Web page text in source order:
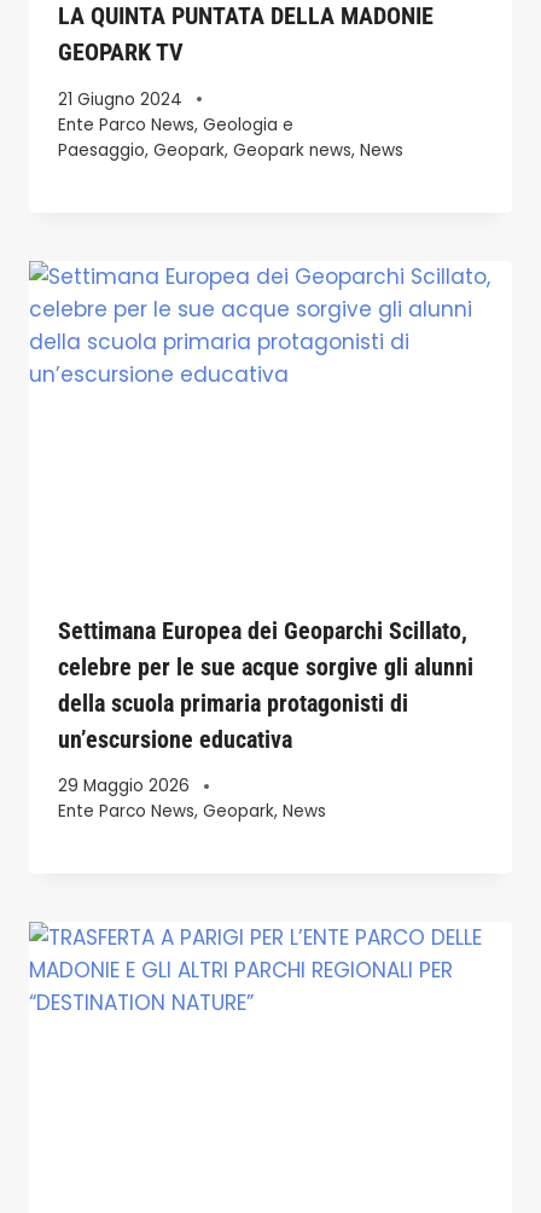
LA QUINTA PUNTATA DELLA MADONIE
GEOPARK TV
21 Giugno 2024
Ente Parco News, Geologia e
Paesaggio, Geopark, Geopark news, News
Settimana Europea dei Geoparchi Scillato,
celebre per le sue acque sorgive gli alunni
della scuola primaria protagonisti di
un’escursione educativa
29 Maggio 2026
Ente Parco News, Geopark, News